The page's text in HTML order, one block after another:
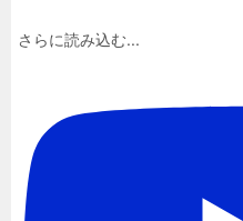
さらに読み込む...